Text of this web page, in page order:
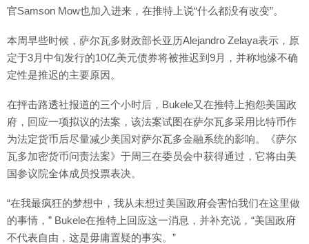
官Samson Mow也加入进来，在推特上说“什么都没有改变”。
本周早些时候，萨尔瓦多财政部长亚历Alejandro Zelaya表示，原
定于3月中旬发行的10亿美元债券将被推迟到9月，并称地缘不确
定性是推迟的主要原因。
在抨击路透社报道的三个小时后，Bukele又在推特上抱怨美国政
府，回应一项拟议的法案，该法案试图在萨尔瓦多采用比特币作
为法定货币后尽量减少美国对萨尔瓦多金融系统的影响。《萨尔
瓦多加密货币问责法案》于周三在委员会中获得通过，它将由美
国参议院全体成员投票表决。
“在我最疯狂的梦想中，我从未想过美国政府会害怕我们在这里做
的事情，” Bukele在推特上回应这一消息，并补充说，“美国政府
不代表自由，这是毋庸置疑的事实。”